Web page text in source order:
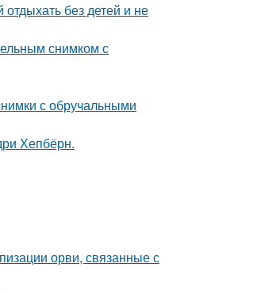
без детей и не
снимком с
с обручальными
Хепбёрн.
орви, связанные с